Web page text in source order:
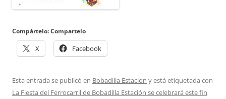
Compártelo: Compartelo
X Facebook
Esta entrada se publicó en Bobadilla Estacion y está etiquetada con
La Fiesta del Ferrocarril de Bobadilla Estación se celebrará este fin